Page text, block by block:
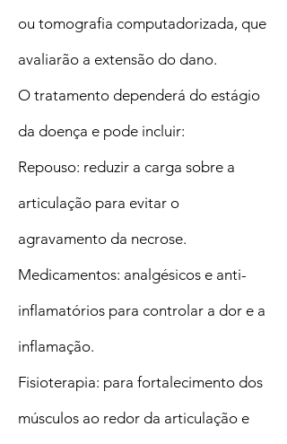
ou tomografia computadorizada, que
avaliarão a extensão do dano.
O tratamento dependerá do estágio
da doença e pode incluir:
Repouso: reduzir a carga sobre a
articulação para evitar o
agravamento da necrose.
Medicamentos: analgésicos e anti-
inflamatórios para controlar a dor e a
inflamação.
Fisioterapia: para fortalecimento dos
músculos ao redor da articulação e